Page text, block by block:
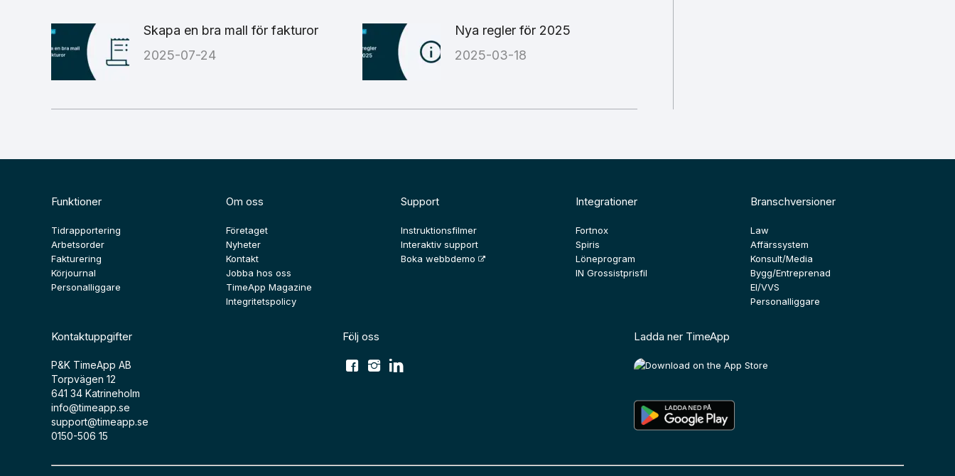
Skapa en bra mall för fakturor
2025-07-24
Nya regler för 2025
2025-03-18
Funktioner
Tidrapportering
Arbetsorder
Fakturering
Körjournal
Personalliggare
Om oss
Företaget
Nyheter
Kontakt
Jobba hos oss
TimeApp Magazine
Integritetspolicy
Support
Instruktionsfilmer
Interaktiv support
Boka webbdemo
Integrationer
Fortnox
Spiris
Löneprogram
IN Grossistprisfil
Branschversioner
Law
Affärssystem
Konsult/Media
Bygg/Entreprenad
El/VVS
Personalliggare
Kontaktuppgifter
P&K TimeApp AB
Torpvägen 12
641 34 Katrineholm
info@timeapp.se
support@timeapp.se
0150-506 15
Följ oss Ladda ner TimeApp